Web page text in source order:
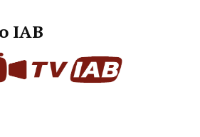
IAB